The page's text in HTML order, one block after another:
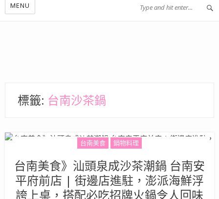
MENU
標籤: 台南沙茶鍋
台南美食 鍋物料理
台南美食》汕頭泉成沙茶潮鍋 台南安
平府前店 | 街邊店進駐，澎派海鮮浮
誇上桌，搭配必吃招牌火鍋令人回味